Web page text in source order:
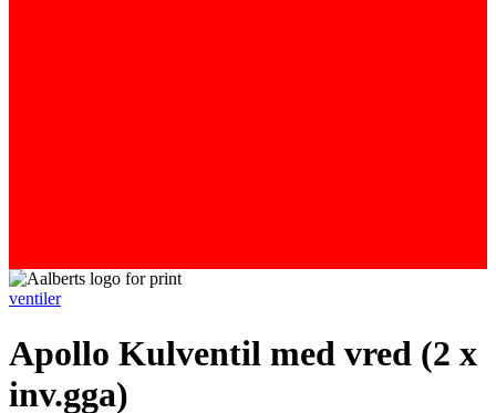
ventiler
Apollo Kulventil med vred (2 x
inv.gga)